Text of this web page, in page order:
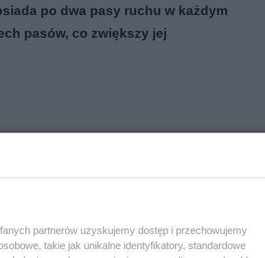
po dwa pasy ruchu w każdym
pasów, co zwiększy jej
partnerów uzyskujemy dostęp i przechowujemy
takie jak unikalne identyfikatory, standardowe